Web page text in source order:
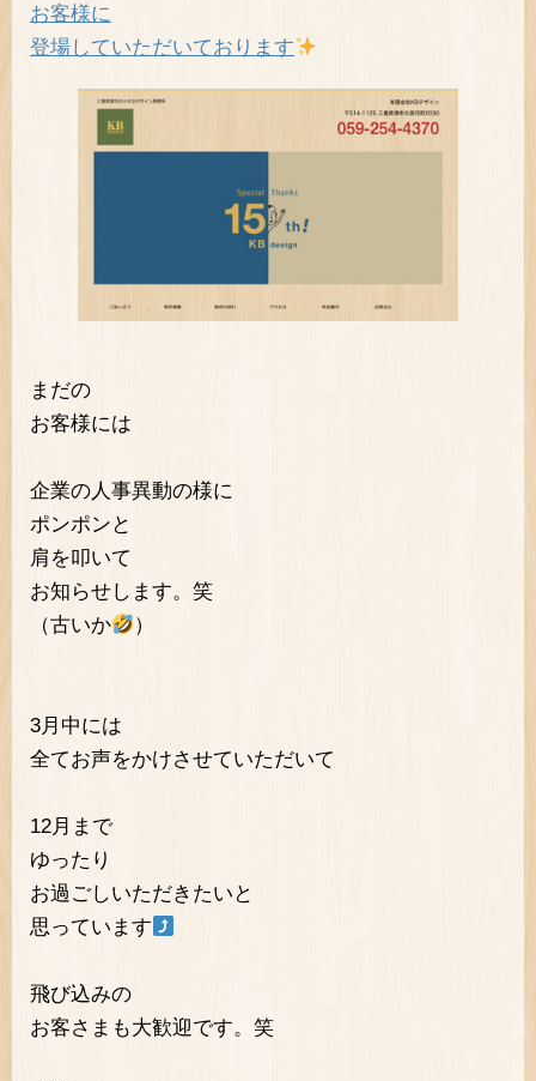
お客様に
登場していただいております
まだの
お客様には
企業の人事異動の様に
ポンポンと
肩を叩いて
お知らせします。笑
（古いか
）
3月中には
全てお声をかけさせていただいて
12月まで
ゆったり
お過ごしいただきたいと
思っています
飛び込みの
お客さまも大歓迎です。笑